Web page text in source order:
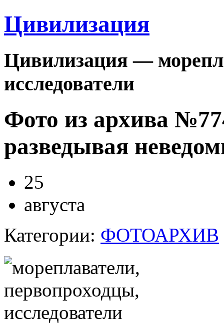
Цивилизация
Цивилизация —
исследователи
Фото из архива
разведывая
25
августа
Категории: ФОТОАРХИВ